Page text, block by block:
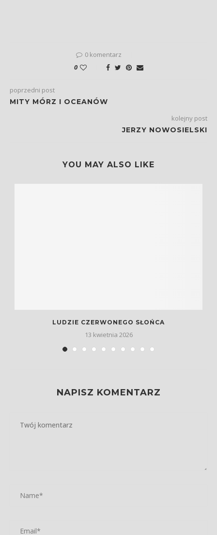
0 komentarz
0
poprzedni post
MITY MÓRZ I OCEANÓW
kolejny post
JERZY NOWOSIELSKI
YOU MAY ALSO LIKE
LUDZIE CZERWONEGO SŁOŃCA
13 kwietnia 2026
NAPISZ KOMENTARZ